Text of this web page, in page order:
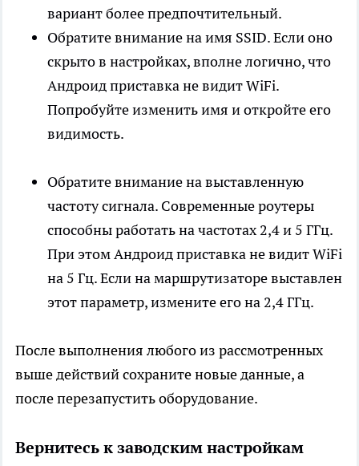
вариант более предпочтительный.
Обратите внимание на имя SSID. Если оно
скрыто в настройках, вполне логично, что
Андроид приставка не видит WiFi.
Попробуйте изменить имя и откройте его
видимость.
Обратите внимание на выставленную
частоту сигнала. Современные роутеры
способны работать на частотах 2,4 и 5 ГГц.
При этом Андроид приставка не видит WiFi
на 5 Гц. Если на маршрутизаторе выставлен
этот параметр, измените его на 2,4 ГГц.
После выполнения любого из рассмотренных
выше действий сохраните новые данные, а
после перезапустить оборудование.
Вернитесь к заводским настройкам